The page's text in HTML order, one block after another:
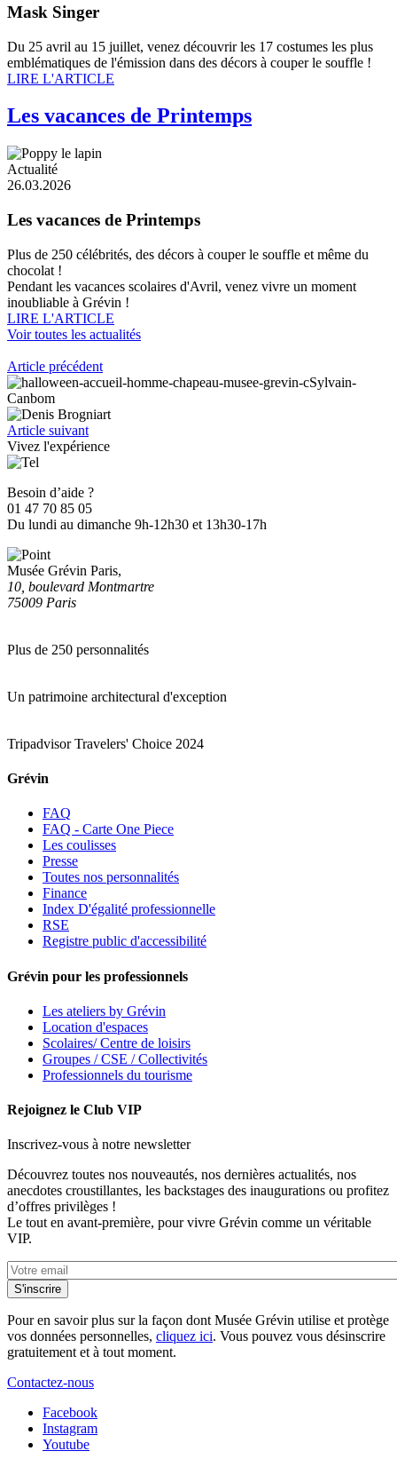
Mask Singer
Du 25 avril au 15 juillet, venez découvrir les 17 costumes les plus
emblématiques de l'émission dans des décors à couper le souffle !
LIRE L'ARTICLE
Les vacances de Printemps
Actualité
26.03.2026
Les vacances de Printemps
Plus de 250 célébrités, des décors à couper le souffle et même du
chocolat !
Pendant les vacances scolaires d'Avril, venez vivre un moment
inoubliable à Grévin !
LIRE L'ARTICLE
Voir toutes les actualités
Article précédent
Article suivant
Vivez l'expérience
Besoin d’aide ?
01 47 70 85 05
Du lundi au dimanche 9h-12h30 et 13h30-17h
Musée Grévin Paris,
10, boulevard Montmartre
75009 Paris
Plus de 250 personnalités
Un patrimoine architectural d'exception
Tripadvisor Travelers' Choice 2024
Grévin
FAQ
FAQ - Carte One Piece
Les coulisses
Presse
Toutes nos personnalités
Finance
Index D'égalité professionnelle
RSE
Registre public d'accessibilité
Grévin pour les professionnels
Les ateliers by Grévin
Location d'espaces
Scolaires/ Centre de loisirs
Groupes / CSE / Collectivités
Professionnels du tourisme
Rejoignez le Club VIP
Inscrivez-vous à notre newsletter
Découvrez toutes nos nouveautés, nos dernières actualités, nos
anecdotes croustillantes, les backstages des inaugurations ou profitez
d’offres privilèges !
Le tout en avant-première, pour vivre Grévin comme un véritable
VIP.
Pour en savoir plus sur la façon dont Musée Grévin utilise et protège
vos données personnelles, cliquez ici. Vous pouvez vous désinscrire
gratuitement et à tout moment.
Contactez-nous
Facebook
Instagram
Youtube